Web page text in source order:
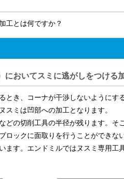
工とは何ですか？
おいてスミに逃がしをつける
とき、コーナが干渉しないようにす
スミは凹部への加工となります。
どの切削工具の半径が残ります。そ
ロックに面取りを行うことができな
ます。エンドミルではヌスミ専用工